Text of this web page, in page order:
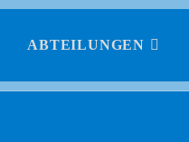
ABTEILUNGEN